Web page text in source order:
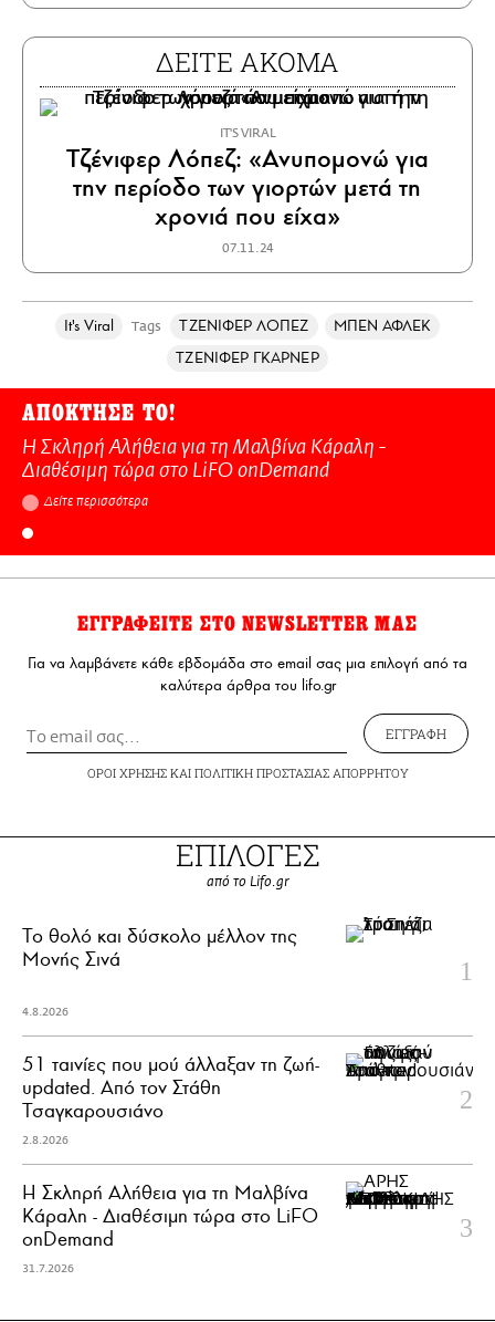
ΔΕΙΤΕ ΑΚΟΜΑ
IT'S VIRAL
Τζένιφερ Λόπεζ: «Ανυπομονώ για
την περίοδο των γιορτών μετά τη
χρονιά που είχα»
07.11.24
It's Viral Tags ΤΖΕΝΙΦΕΡ ΛΟΠΕΖ
ΜΠΕΝ ΑΦΛΕΚ
ΤΖΕΝΙΦΕΡ ΓΚΑΡΝΕΡ
ΑΠΟΚΤΗΣΕ ΤΟ!
Η Σκληρή Αλήθεια για τη Μαλβίνα Κάραλη -
Διαθέσιμη τώρα στo LiFO onDemand
Δείτε περισσότερα
ΕΓΓΡΑΦΕΙΤΕ ΣΤΟ NEWSLETTER ΜΑΣ
Για να λαμβάνετε κάθε εβδομάδα στο email σας μια επιλογή από τα
καλύτερα άρθρα του lifo.gr
ΕΓΓΡΑΦΗ
ΟΡΟΙ ΧΡΗΣΗΣΚΑΙ ΠΟΛΙΤΙΚΗ ΠΡΟΣΤΑΣΙΑΣ ΑΠΟΡΡΗΤΟΥ
ΕΠΙΛΟΓΕΣ
από το Lifo.gr
Το θολό και δύσκολο μέλλον της
Μονής Σινά
4.8.2026
51 ταινίες που μού άλλαξαν τη ζωή-
updated. Aπό τον Στάθη
Τσαγκαρουσιάνο
2.8.2026
Η Σκληρή Αλήθεια για τη Μαλβίνα
Κάραλη - Διαθέσιμη τώρα στo LiFO
onDemand
31.7.2026